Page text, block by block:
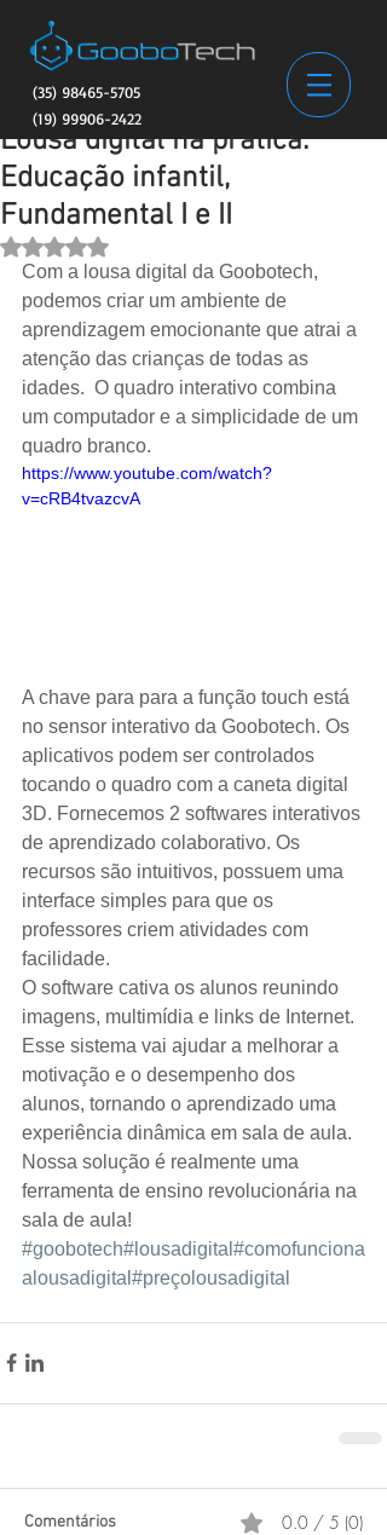
(35) 98465-5705
(19) 99906-2422
Lousa digital na prática.
Educação infantil,
Fundamental I e II
Avaliado com NaN de 5 estrelas.
Com a lousa digital da Goobotech,
podemos criar um ambiente de
aprendizagem emocionante que atrai a
atenção das crianças de todas as
idades.  O quadro interativo combina
um computador e a simplicidade de um
quadro branco.
https://www.youtube.com/watch?
v=cRB4tvazcvA
A chave para para a função touch está
no sensor interativo da Goobotech. Os
aplicativos podem ser controlados
tocando o quadro com a caneta digital
3D. Fornecemos 2 softwares interativos
de aprendizado colaborativo. Os
recursos são intuitivos, possuem uma
interface simples para que os
professores criem atividades com
facilidade.
O software cativa os alunos reunindo
imagens, multimídia e links de Internet.
Esse sistema vai ajudar a melhorar a
motivação e o desempenho dos
alunos, tornando o aprendizado uma
experiência dinâmica em sala de aula.
Nossa solução é realmente uma
ferramenta de ensino revolucionária na
sala de aula!
#goobotech#lousadigital #comofunciona
alousadigital #preçolousadigital
Comentários 0.0 / 5 (0)